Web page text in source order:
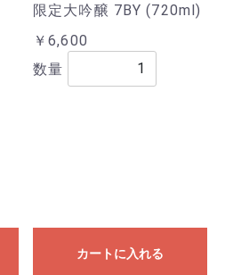
限定大吟醸 7BY (720ml)
￥6,600
数量
カートに入れる